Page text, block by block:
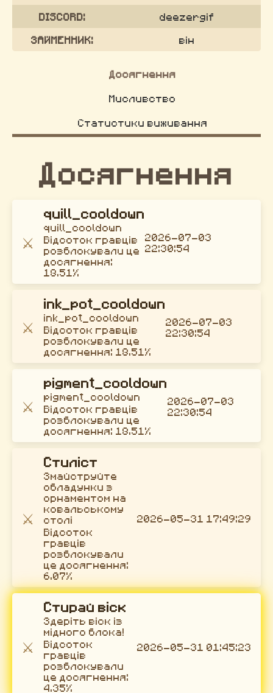
DISCORD: deezergif
ЗАЙМЕННИК: він
Досягнення
Мисливство
Статистики виживання
Досягнення
⚔️
quill_cooldown
quill_cooldown
Відсоток гравців
розблокували це
досягнення:
18.51%
2026-07-03
22:30:54
⚔️
ink_pot_cooldown
ink_pot_cooldown
Відсоток гравців
розблокували це
досягнення: 18.51%
2026-07-03
22:30:54
⚔️
pigment_cooldown
pigment_cooldown
Відсоток гравців
розблокували це
досягнення: 18.51%
2026-07-03
22:30:54
⚔️
Стиліст
Змайструйте
обладунки з
орнаментом на
ковальському
столі
Відсоток
гравців
розблокували
це досягнення:
6.07%
2026-05-31 17:49:29
⚔️
Стирай віск
Здеріть віск із
мідного блока!
Відсоток
гравців
розблокували
це досягнення:
4.35%
2026-05-31 01:45:23